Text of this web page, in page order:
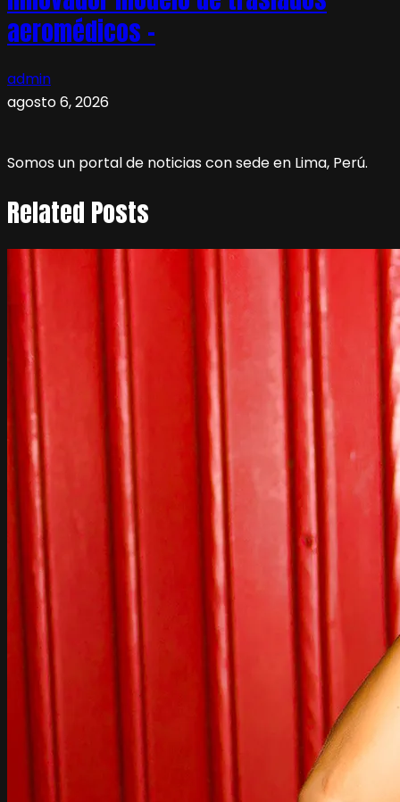
aeromédicos –
admin
agosto 6, 2026
Somos un portal de noticias con sede en Lima, Perú.
Related Posts